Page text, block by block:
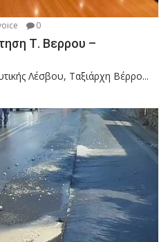
0
Τ. Βερρου –
Λέσβου, Ταξιάρχη Βέρρο...